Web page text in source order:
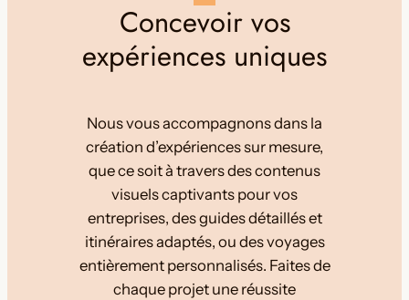
Concevoir vos
expériences uniques
Nous vous accompagnons dans la
création d’expériences sur mesure,
que ce soit à travers des contenus
visuels captivants pour vos
entreprises, des guides détaillés et
itinéraires adaptés, ou des voyages
entièrement personnalisés. Faites de
chaque projet une réussite